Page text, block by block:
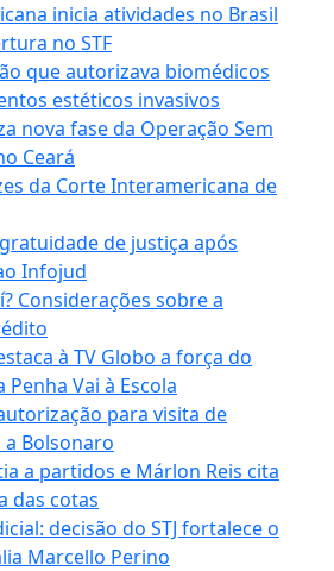
inicia atividades no Brasil
no STF
que autorizava biomédicos
estéticos invasivos
nova fase da Operação Sem
Ceará
da Corte Interamericana de
de justiça após
Infojud
Considerações sobre a
à TV Globo a força do
Vai à Escola
para visita de
Bolsonaro
a partidos e Márlon Reis cita
das cotas
decisão do STJ fortalece o
Marcello Perino